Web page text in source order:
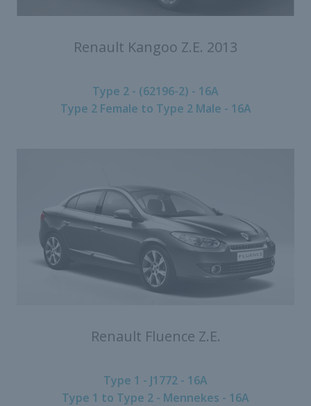
Renault Kangoo Z.E. 2013
Type 2 - (62196-2) - 16A
Type 2 Female to Type 2 Male - 16A
Renault Fluence Z.E.
Type 1 - J1772 - 16A
Type 1 to Type 2 - Mennekes - 16A